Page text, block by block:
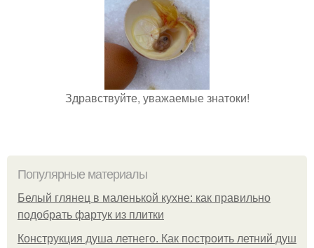
Здравствуйте, уважаемые знатоки!
Популярные материалы
Белый глянец в маленькой кухне: как правильно
подобрать фартук из плитки
Конструкция душа летнего. Как построить летний душ